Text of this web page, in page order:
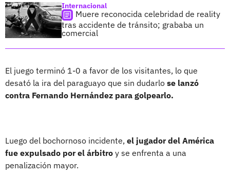
Internacional
Muere reconocida celebridad de reality
tras accidente de tránsito; grababa un
comercial
El juego terminó 1-0 a favor de los visitantes, lo que
desató la ira del paraguayo que sin dudarlo se lanzó
contra Fernando Hernández para golpearlo.
Luego del bochornoso incidente, el jugador del América
fue expulsado por el árbitro y se enfrenta a una
penalización mayor.